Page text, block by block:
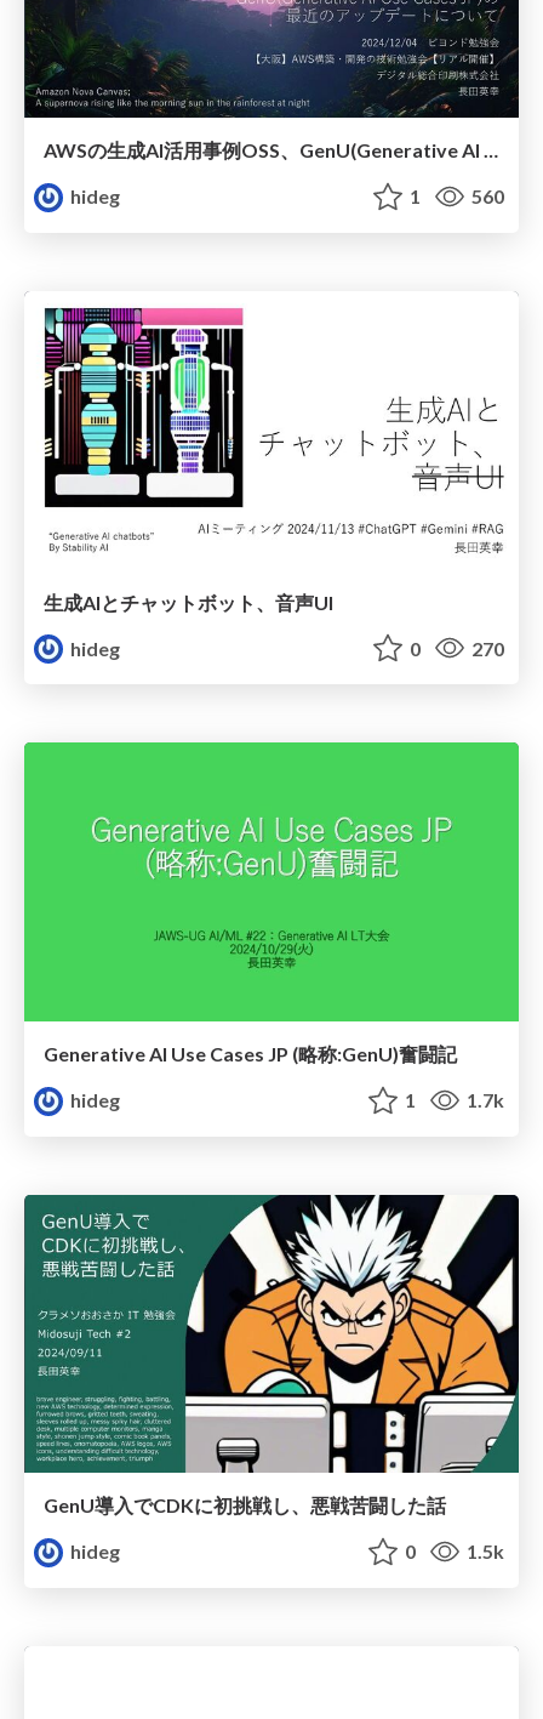
AWSの生成AI活用事例OSS、GenU(Generative AI Use Cases JP)の最近のアップデートについて
hideg
1 560
生成AIとチャットボット、音声UI
hideg
0 270
Generative AI Use Cases JP (略称:GenU)奮闘記
hideg
1 1.7k
GenU導入でCDKに初挑戦し、悪戦苦闘した話
hideg
0 1.5k